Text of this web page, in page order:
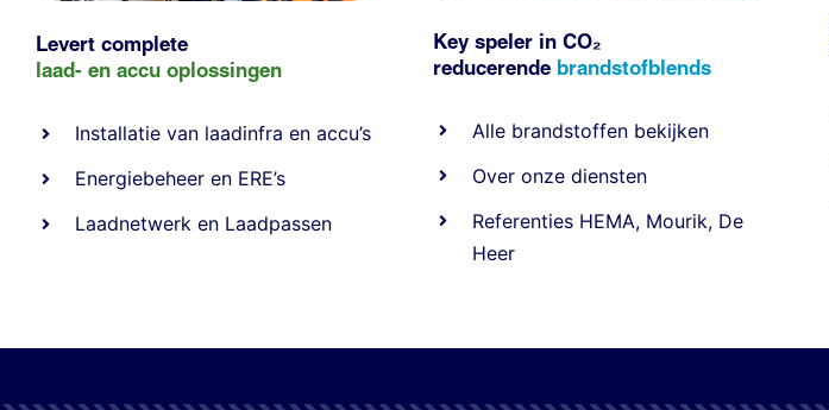
Levert complete
laad- en accu oplossingen
Installatie van laadinfra en accu’s
Energiebeheer en ERE’s
Laadnetwerk en Laadpassen
Key speler in CO₂
reducerende brandstofblends
Alle brandstoffen bekijken
Over onze diensten
Referenties HEMA, Mourik, De
Heer